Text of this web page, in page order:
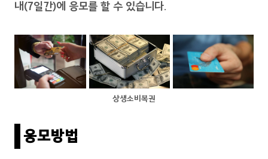
내(7일간)에 응모를 할 수 있습니다.
상생소비복권
응모방법